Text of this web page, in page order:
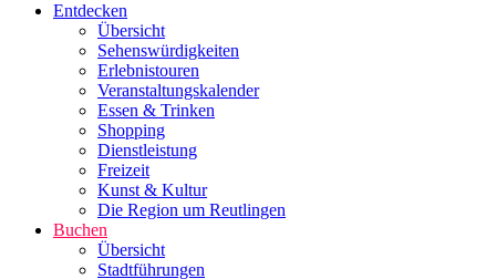
Entdecken
Übersicht
Sehenswürdigkeiten
Erlebnistouren
Veranstaltungskalender
Essen & Trinken
Shopping
Dienstleistung
Freizeit
Kunst & Kultur
Die Region um Reutlingen
Buchen
Übersicht
Stadtführungen